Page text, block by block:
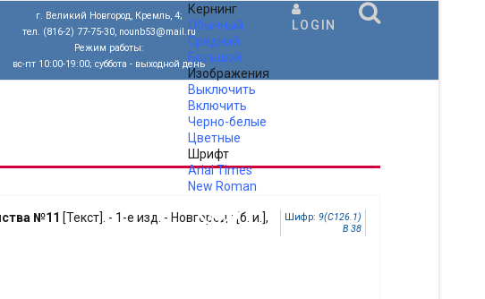
г. Великий Новгород, Кремль, 4;
тел. (816-2) 77-75-30, nounb53@mail.ru
Режим работы:
вс-пт 10:00-19:00; суббота - выходной день
Кернинг
Обычный
Средний
Большой
Изображения
Выключить
Включить
Черно-белые
Цветные
Шрифт
ArialTimes
New Roman
LOGIN
Шифр: 9(С126.1)
В 38
№11 [Текст]. - 1-е изд. - Новгород : [б. и.],